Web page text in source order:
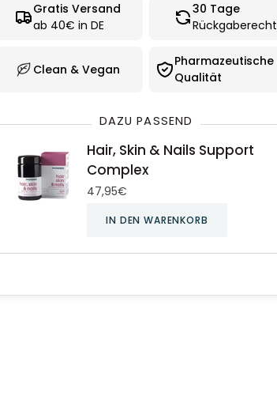
Gratis Versand
ab 40€ in DE
30 Tage
Rückgaberecht
Clean & Vegan
Pharmazeutische
Qualität
DAZU PASSEND
Hair, Skin & Nails Support
Complex
47,95€
IN DEN WARENKORB